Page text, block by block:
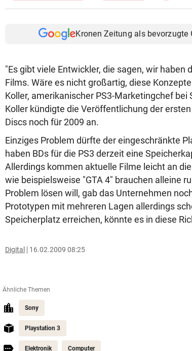
Kronen Zeitung als bevorzugte
"Es gibt viele Entwickler, die sagen, wir haben
Films. Wäre es nicht großartig, diese
Koller, amerikanischer PS3-Marketingchef
Koller kündigte die Veröffentlichung der
Discs noch für 2009 an.
Einziges Problem dürfte der eingeschränkte
haben BDs für die PS3 derzeit eine
Allerdings kommen aktuelle Filme leicht an
wie beispielsweise "GTA 4" brauchen alleine
Problem lösen will, gab das Unternehmen
Prototypen mit mehreren Lagen allerdings
Speicherplatz erreichen, könnte es in diese
Digital 16.02.2009 08:25
Ähnliche Themen
Sony
Playstation 3
Elektronik Computer